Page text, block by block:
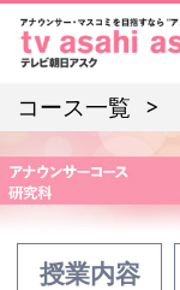
コース一覧
授業内容